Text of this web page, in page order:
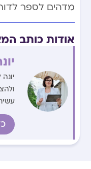
מדהים לספר
אודות כותב